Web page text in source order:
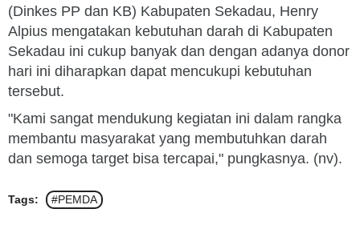
(Dinkes PP dan KB) Kabupaten Sekadau, Henry
Alpius mengatakan kebutuhan darah di Kabupaten
Sekadau ini cukup banyak dan dengan adanya donor
hari ini diharapkan dapat mencukupi kebutuhan
tersebut.
"Kami sangat mendukung kegiatan ini dalam rangka
membantu masyarakat yang membutuhkan darah
dan semoga target bisa tercapai," pungkasnya. (nv).
Tags: #PEMDA